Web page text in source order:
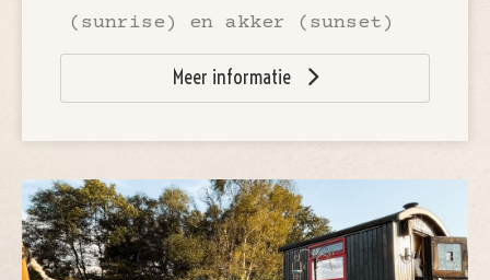
(sunrise) en akker (sunset)
Meer informatie